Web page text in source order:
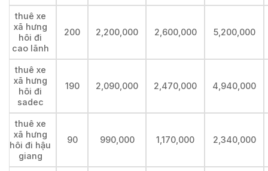
thuê xe
xã hưng
hôi đi
cao lãnh
200 2,200,000 2,600,000 5,200,000
thuê xe
xã hưng
hôi đi
sadec
190 2,090,000 2,470,000 4,940,000
thuê xe
xã hưng
hôi đi hậu
giang
90 990,000 1,170,000 2,340,000